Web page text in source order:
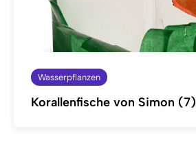
Wasserpflanzen
Korallenfische von Simon (7)